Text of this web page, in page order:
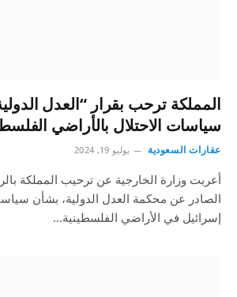
المملكة ترحب بقرار “العدل
سياسات الاحتلال بالأراضي
عقارات السعودية يوليو 19, 2024
أعربت وزارة الخارجية عن ترحيب المملكة
الصادر عن محكمة العدل الدولية، بشأن
إسرائيل في الأراضي الفلسطينية…